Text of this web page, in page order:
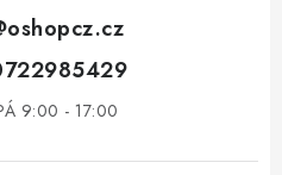
oshopcz.cz
9:00 - 17:00